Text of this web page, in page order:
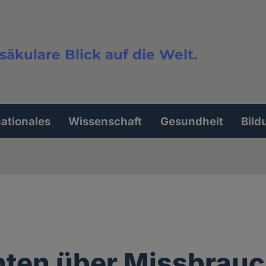
Blick auf die Welt.
Wissenschaft Gesundheit